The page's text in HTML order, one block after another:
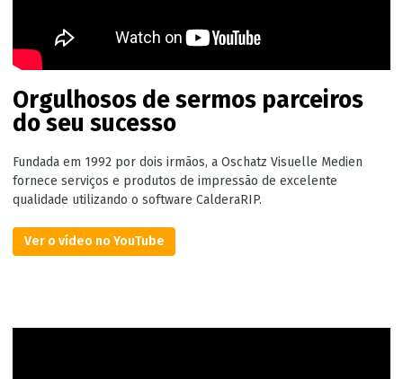
Orgulhosos de sermos parceiros
do seu sucesso
Fundada em 1992 por dois irmãos, a Oschatz Visuelle Medien
fornece serviços e produtos de impressão de excelente
qualidade utilizando o software CalderaRIP.
Ver o vídeo no YouTube